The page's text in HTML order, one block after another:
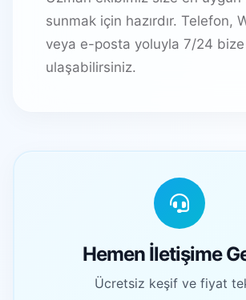
sunmak için hazırdır. Telefon,
veya e-posta yoluyla 7/24 bize
ulaşabilirsiniz.
Hemen İletişime
Ücretsiz keşif ve fiyat